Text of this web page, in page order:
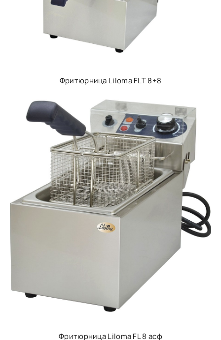
Фритюрница Liloma FLT 8+8
Фритюрница Liloma FL 8 асф